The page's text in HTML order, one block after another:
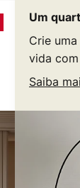
Um
Crie
vida
Saiba